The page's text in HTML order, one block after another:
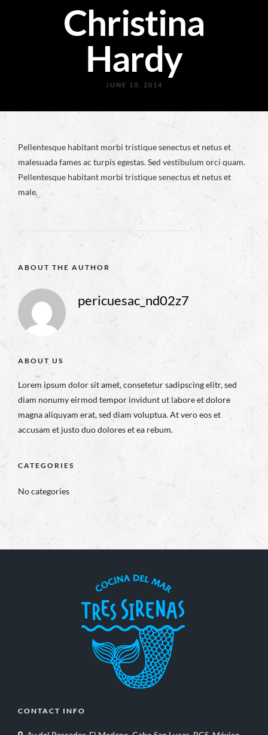
Christina
Hardy
JUNE 10, 2014
Pellentesque habitant morbi tristique senectus et netus et
malesuada fames ac turpis egestas. Sed vestibulum orci quam.
Pellentesque habitant morbi tristique senectus et netus et
male.
ABOUT THE AUTHOR
pericuesac_nd02z7
ABOUT US
Lorem ipsum dolor sit amet, consetetur sadipscing elitr, sed
diam nonumy eirmod tempor invidunt ut labore et dolore
magna aliquyam erat, sed diam voluptua. At vero eos et
accusam et justo duo dolores et ea rebum.
CATEGORIES
No categories
CONTACT INFO